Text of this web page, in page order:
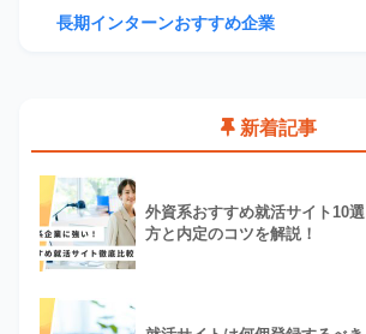
長期インターンおすすめ企業
新着記事
外資系おすすめ就活サイト10
方と内定のコツを解説！